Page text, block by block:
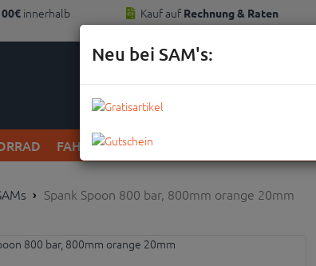
innerhalb
Kauf auf Rechnung & Raten
FAHRRAD KOMPLETTRÄDER
Spank Spoon 800 bar, 800mm orange 20mm
Neu bei SAM's: